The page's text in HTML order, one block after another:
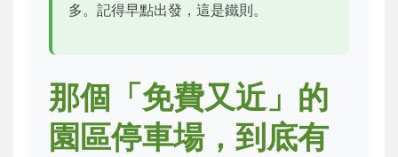
多。記得早點出發，這是鐵則。
那個「免費又近」的
園區停車場，到底有